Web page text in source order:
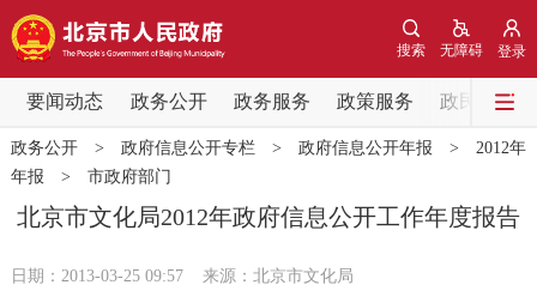
登录
无障碍
搜索
要闻动态 政务公开 政务服务 政策服务 政民互动
要闻动态
党中央精神 国务院信息 中央部委动态
北京要闻 会议信息 部门动态
政务公开> 政府信息公开专栏> 政府信息公开年报 > 2012年
年报 > 市政府部门
北京市文化局2012年政府信息公开工作年度报告
日期：2013-03-25 09:57 来源：北京市文化局